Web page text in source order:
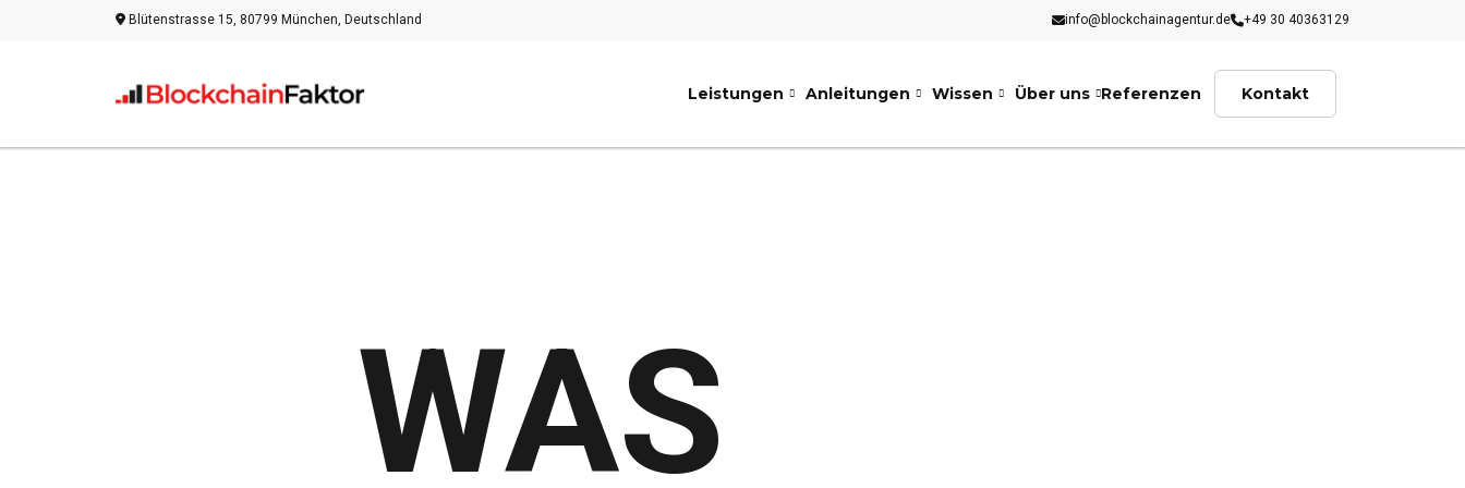
Blütenstrasse 15, 80799 München, Deutschland info@blockchainagentur.de +49 30 40363129
Leistungen Anleitungen Wissen Über uns Referenzen Kontakt
WAS